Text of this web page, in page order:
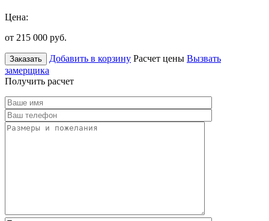
Цена:
от 215 000 руб.
Заказать Добавить в корзину Расчет цены Вызвать
замерщика
Получить расчет